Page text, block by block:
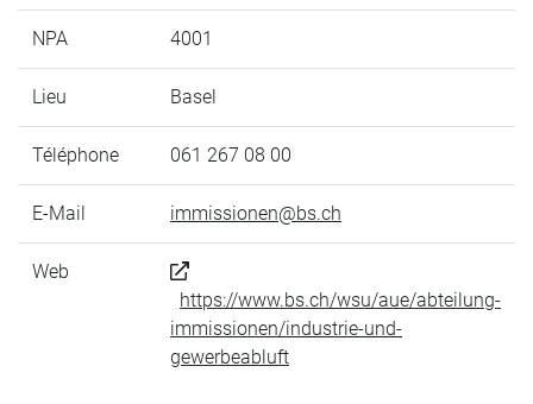
NPA 4001
Lieu Basel
Téléphone 061 267 08 00
E-Mail immissionen@bs.ch
Web
https://www.bs.ch/wsu/aue/abteilung-
immissionen/industrie-und-
gewerbeabluft